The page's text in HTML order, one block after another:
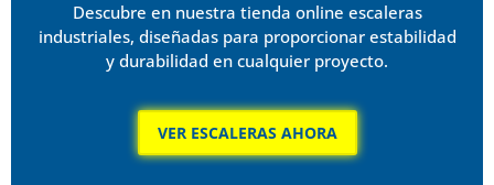
Descubre en nuestra tienda online escaleras
industriales, diseñadas para proporcionar estabilidad
y durabilidad en cualquier proyecto.
VER ESCALERAS AHORA